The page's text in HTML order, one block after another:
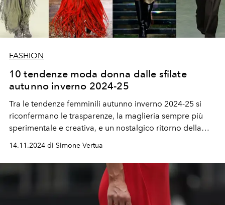
FASHION
10 tendenze moda donna dalle sfilate
autunno inverno 2024-25
Tra le tendenze femminili autunno inverno 2024-25 si
riconfermano le trasparenze, la maglieria sempre più
sperimentale e creativa, e un nostalgico ritorno della
14.11.2024 di Simone Vertua